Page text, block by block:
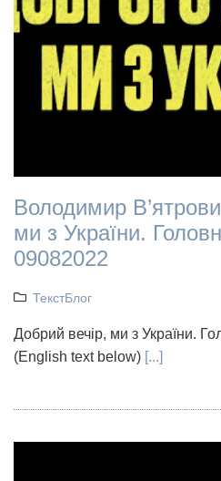
Володимир
ми з України.
09082022
ТекстБлог
Добрий вечір, ми з України.
(English text below) [...]